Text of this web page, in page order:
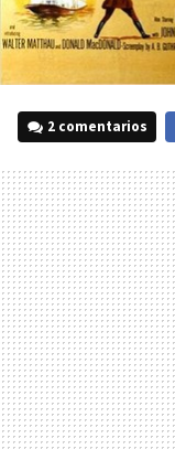
2 comentarios